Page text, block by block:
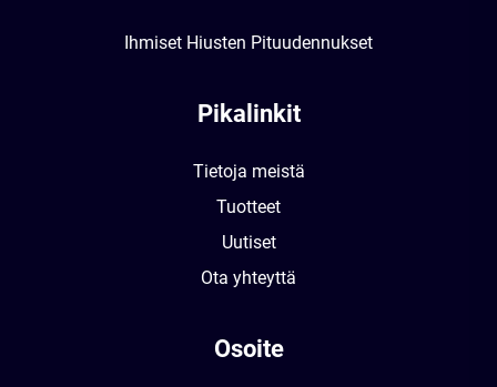
Ihmiset Hiusten Pituudennukset
Pikalinkit
Tietoja meistä
Tuotteet
Uutiset
Ota yhteyttä
Osoite